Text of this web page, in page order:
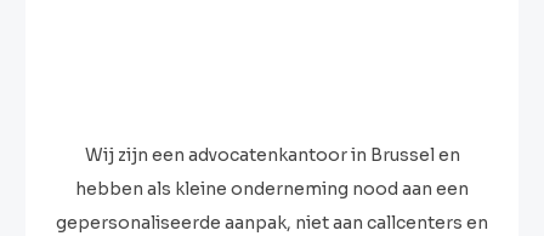
Wij zijn een advocatenkantoor in Brussel en
hebben als kleine onderneming nood aan een
gepersonaliseerde aanpak, niet aan callcenters en